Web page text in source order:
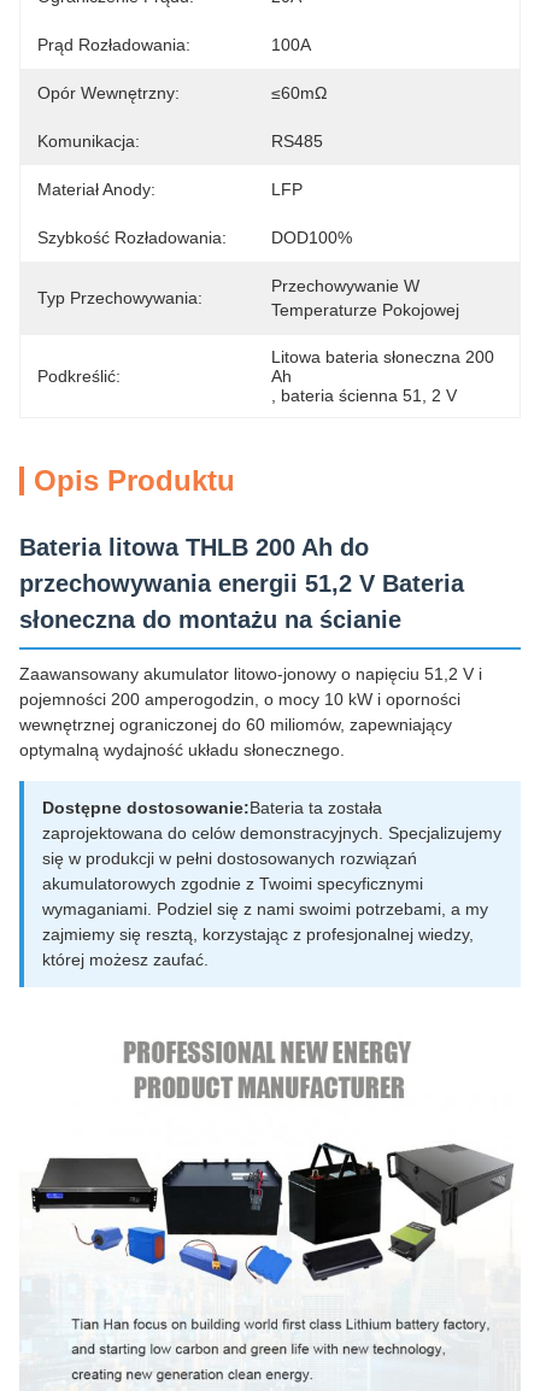
Prąd Rozładowania: 100A
Opór Wewnętrzny: ≤60mΩ
Komunikacja: RS485
Materiał Anody: LFP
Szybkość Rozładowania: DOD100%
Typ Przechowywania:
Przechowywanie W
Temperaturze Pokojowej
Podkreślić:
Litowa bateria słoneczna 200
Ah
bateria ścienna 51 2 V
Opis Produktu
Bateria litowa THLB 200 Ah do
przechowywania energii 51,2 V Bateria
słoneczna do montażu na ścianie
Zaawansowany akumulator litowo-jonowy o napięciu 51,2 V i
pojemności 200 amperogodzin, o mocy 10 kW i oporności
wewnętrznej ograniczonej do 60 miliomów, zapewniający
optymalną wydajność układu słonecznego.
Dostępne dostosowanie:Bateria ta została
zaprojektowana do celów demonstracyjnych. Specjalizujemy
się w produkcji w pełni dostosowanych rozwiązań
akumulatorowych zgodnie z Twoimi specyficznymi
wymaganiami. Podziel się z nami swoimi potrzebami, a my
zajmiemy się resztą, korzystając z profesjonalnej wiedzy,
której możesz zaufać.